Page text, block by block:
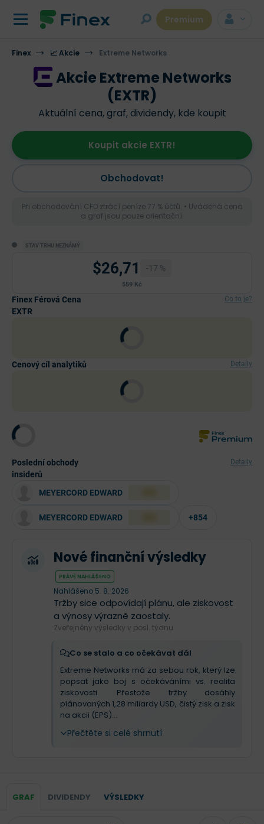
Premium
Finex 📈 Akcie Extreme Networks
Akcie Extreme Networks
(EXTR)
Aktuální cena, graf, dividendy, kde koupit
Obchodovat!
Koupit akcie EXTR!
Při obchodování CFD ztrácí peníze 77 % účtů. • Uváděná cena
a graf jsou pouze orientační.
STAV TRHU NEZNÁMÝ
$26,71 -17 %
559 Kč
Finex Férová Cena
EXTR
Co to je?
Cenový cíl analytiků Detaily
Poslední obchody
insiderů
Detaily
MEYERCORD EDWARD
MEYERCORD EDWARD +854
Nové finanční výsledky
PRÁVĚ NAHLÁŠENO
Nahlášeno 5. 8. 2026
Tržby sice odpovídají plánu, ale ziskovost
a výnosy výrazně zaostaly.
Zveřejněny výsledky v posl. týdnu
Co se stalo a co očekávat dál
Extreme Networks má za sebou rok, který lze
popsat jako boj s očekáváními vs. realita
ziskovosti. Přestože tržby dosáhly
plánovaných 1,28 miliardy USD, čistý zisk a zisk
na akcii (EPS)...
Přečtěte si celé shrnutí
GRAF DIVIDENDY VÝSLEDKY